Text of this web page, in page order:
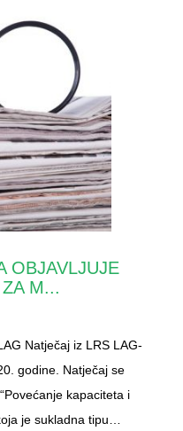
OBJAVLJUJE
M...
Natječaj iz LRS LAG-
godine. Natječaj se
kapaciteta i
je sukladna tipu…